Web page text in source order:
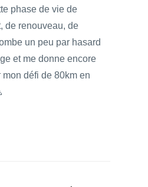
phase de vie de
de renouveau, de
un peu par hasard
et me donne encore
mon défi de 80km en